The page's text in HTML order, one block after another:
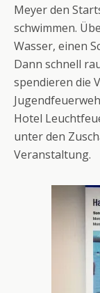
Meyer den
schwimmen.
Wasser, einen
Dann schnell
spendieren die
Hotel
unter den
Veranstaltung.